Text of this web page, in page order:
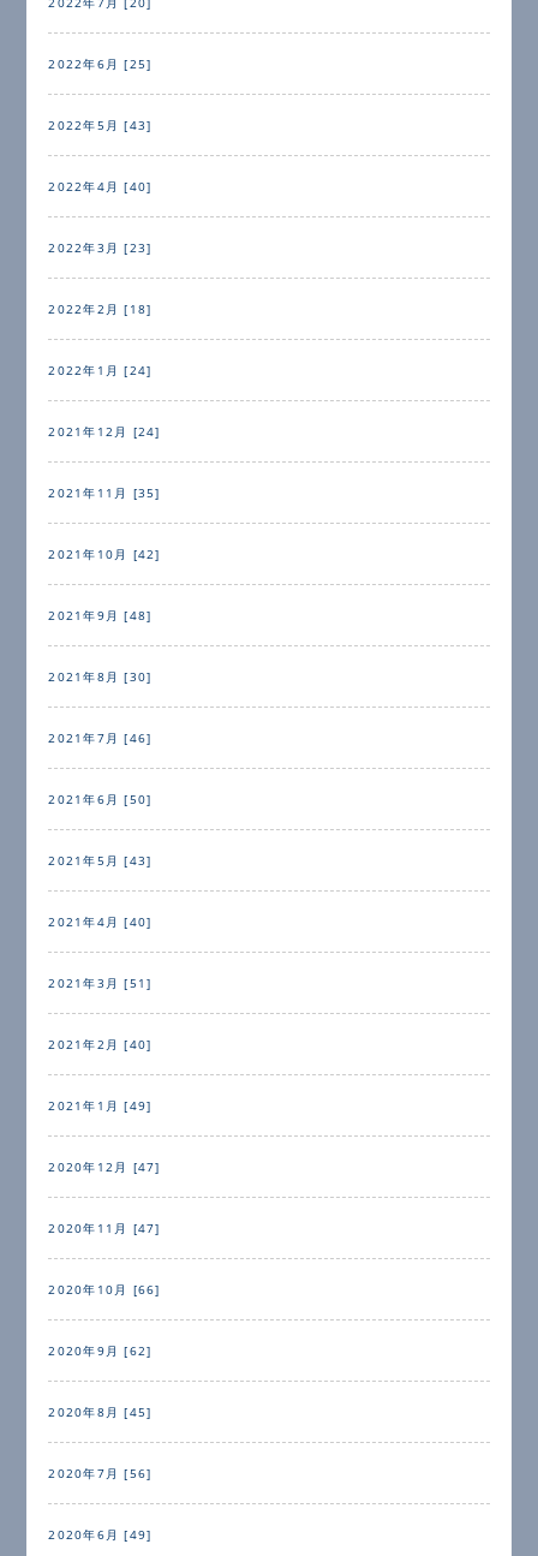
2022年6月 [25]
2022年5月 [43]
2022年4月 [40]
2022年3月 [23]
2022年2月 [18]
2022年1月 [24]
2021年12月 [24]
2021年11月 [35]
2021年10月 [42]
2021年9月 [48]
2021年8月 [30]
2021年7月 [46]
2021年6月 [50]
2021年5月 [43]
2021年4月 [40]
2021年3月 [51]
2021年2月 [40]
2021年1月 [49]
2020年12月 [47]
2020年11月 [47]
2020年10月 [66]
2020年9月 [62]
2020年8月 [45]
2020年7月 [56]
2020年6月 [49]